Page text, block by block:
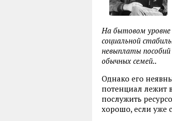
На бытовом
социальной
невыплаты
обычных семей..
Однако его
потенциал лежит
послужить
хорошо, если уже